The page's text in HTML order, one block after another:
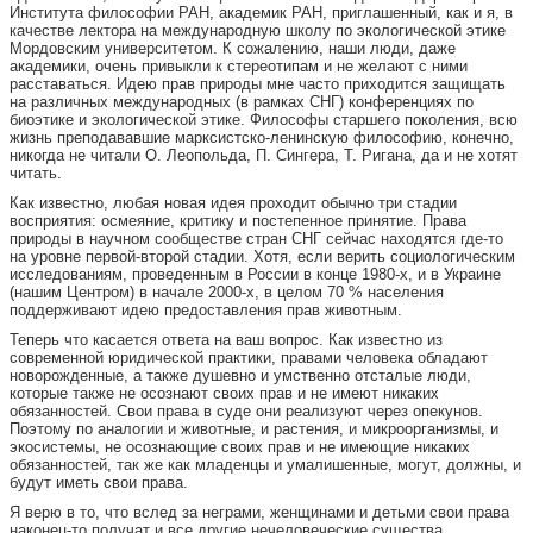
Института философии РАН, академик РАН, приглашенный, как и я, в
качестве лектора на международную школу по экологической этике
Мордовским университетом. К сожалению, наши люди, даже
академики, очень привыкли к стереотипам и не желают с ними
расставаться. Идею прав природы мне часто приходится защищать
на различных международных (в рамках СНГ) конференциях по
биоэтике и экологической этике. Философы старшего поколения, всю
жизнь преподававшие марксистско-ленинскую философию, конечно,
никогда не читали О. Леопольда, П. Сингера, Т. Ригана, да и не хотят
читать.
Как известно, любая новая идея проходит обычно три стадии
восприятия: осмеяние, критику и постепенное принятие. Права
природы в научном сообществе стран СНГ сейчас находятся где-то
на уровне первой-второй стадии. Хотя, если верить социологическим
исследованиям, проведенным в России в конце 1980-х, и в Украине
(нашим Центром) в начале 2000-х, в целом 70 % населения
поддерживают идею предоставления прав животным.
Теперь что касается ответа на ваш вопрос. Как известно из
современной юридической практики, правами человека обладают
новорожденные, а также душевно и умственно отсталые люди,
которые также не осознают своих прав и не имеют никаких
обязанностей. Свои права в суде они реализуют через опекунов.
Поэтому по аналогии и животные, и растения, и микроорганизмы, и
экосистемы, не осознающие своих прав и не имеющие никаких
обязанностей, так же как младенцы и умалишенные, могут, должны, и
будут иметь свои права.
Я верю в то, что вслед за неграми, женщинами и детьми свои права